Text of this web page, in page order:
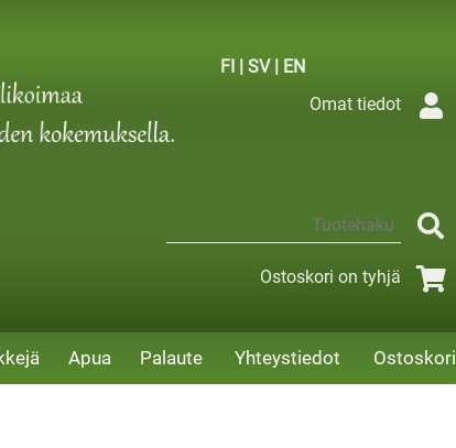
FI | SV| EN
Omat tiedot
Ostoskori on tyhjä
Apua Palaute Yhteystiedot Ostoskori